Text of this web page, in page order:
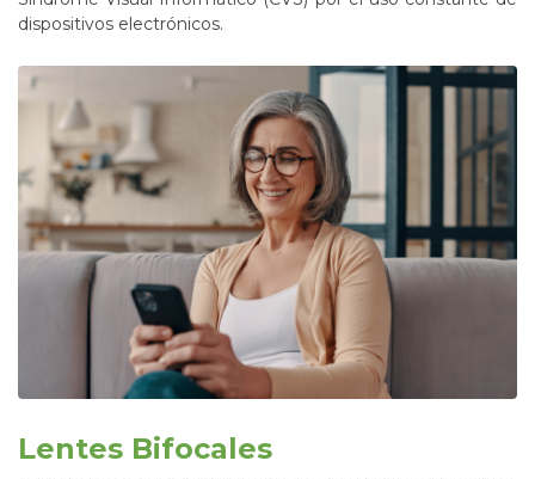
dispositivos electrónicos.
Lentes Bifocales